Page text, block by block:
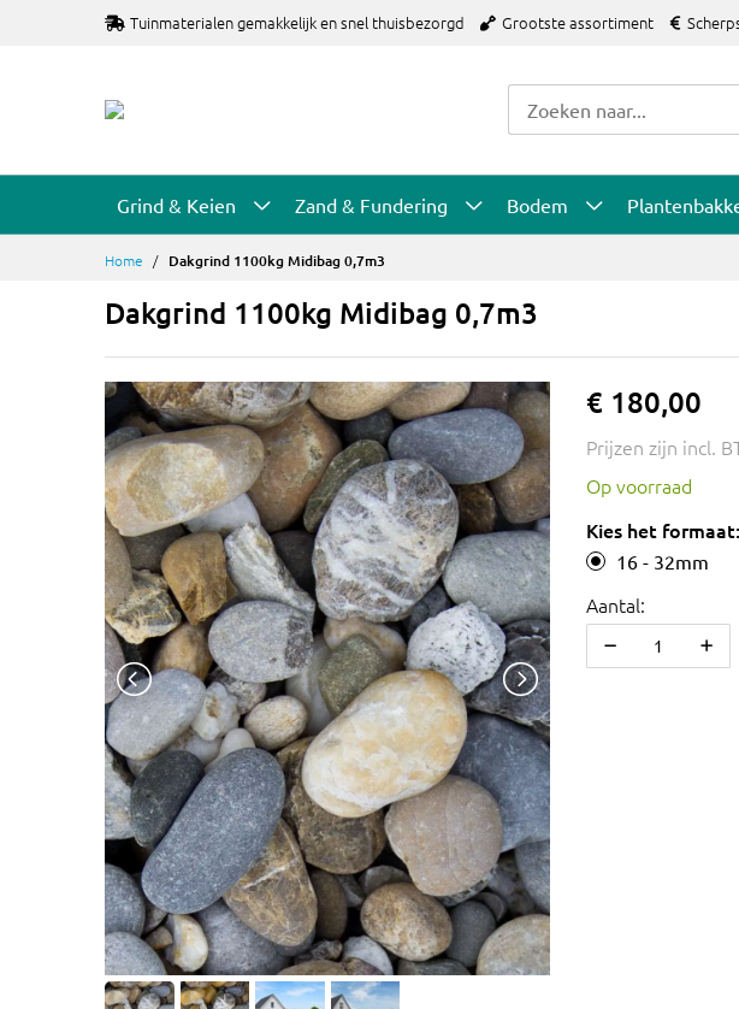
Tuinmaterialen gemakkelijk en snel thuisbezorgd Grootste assortiment
Grind & Keien Zand & Fundering Bodem
Home Dakgrind 1100kg Midibag 0,7m3
Dakgrind 1100kg Midibag 0,7m3
€ 180,00
Prijzen zijn incl.
Op voorraad
Kies het formaat:
16 - 32mm
Aantal: